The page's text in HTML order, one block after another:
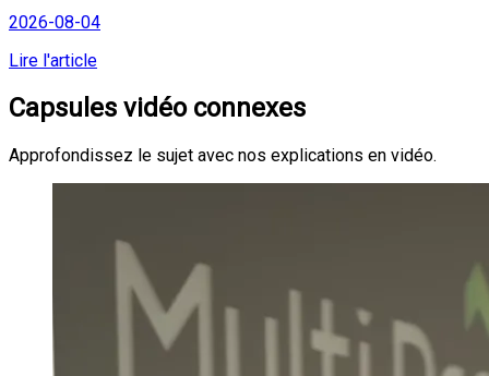
2026-08-04
Lire l'article
Capsules vidéo connexes
Approfondissez le sujet avec nos explications en vidéo.